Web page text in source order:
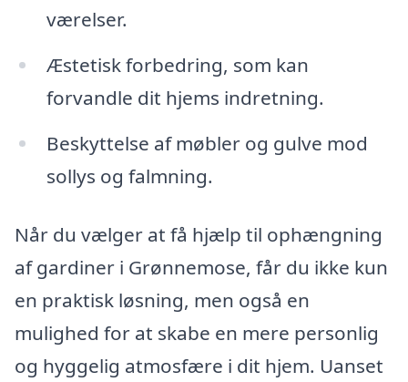
værelser.
Æstetisk forbedring, som kan
forvandle dit hjems indretning.
Beskyttelse af møbler og gulve mod
sollys og falmning.
Når du vælger at få hjælp til ophængning
af gardiner i Grønnemose, får du ikke kun
en praktisk løsning, men også en
mulighed for at skabe en mere personlig
og hyggelig atmosfære i dit hjem. Uanset